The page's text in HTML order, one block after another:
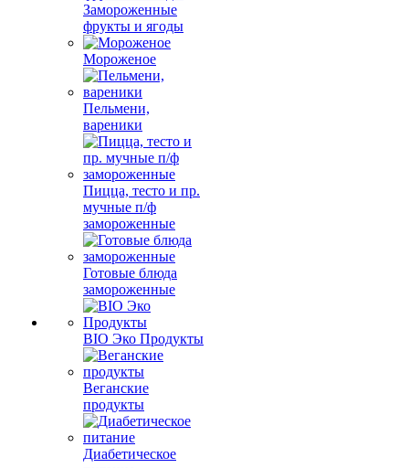
Замороженные
фрукты и ягоды
Мороженое
Пельмени,
вареники
Пицца, тесто и пр.
мучные п/ф
замороженные
Готовые блюда
замороженные
BIO Эко Продукты
Веганские
продукты
Диабетическое